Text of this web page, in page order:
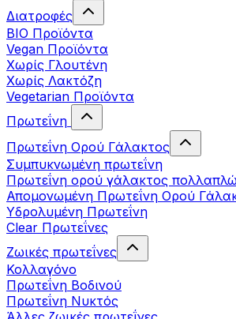
Διατροφές
BIO Προϊόντα
Vegan Προϊόντα
Χωρίς Γλουτένη
Χωρίς Λακτόζη
Vegetarian Προϊόντα
Πρωτεΐνη
Πρωτεΐνη Ορού Γάλακτος
Συμπυκνωμένη πρωτεΐνη
Πρωτεΐνη ορού γάλακτος
Απομονωμένη Πρωτεΐνη Ορού
Υδρολυμένη Πρωτεΐνη
Clear Πρωτεΐνες
Ζωικές πρωτεΐνες
Κολλαγόνο
Πρωτεΐνη Βοδινού
Πρωτεΐνη Νυκτός